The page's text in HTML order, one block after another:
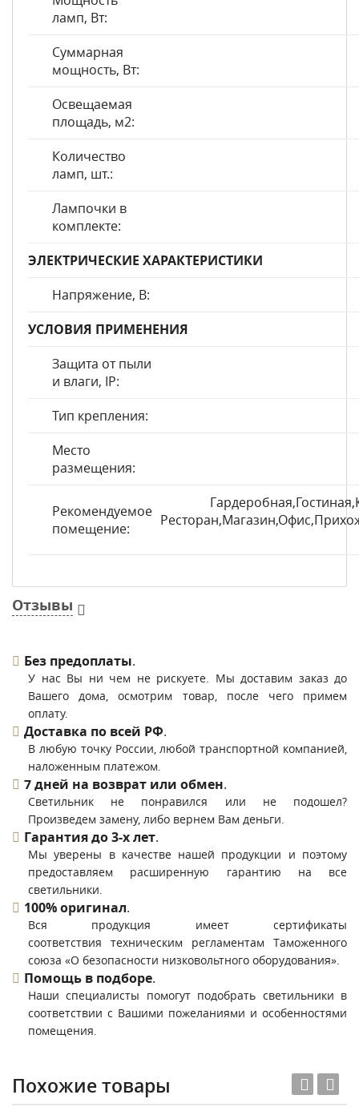
ламп, Вт:
Суммарная
мощность, Вт:
Освещаемая
площадь, м2:
Количество
ламп, шт.:
Лампочки в
комплекте:
ЭЛЕКТРИЧЕСКИЕ ХАРАКТЕРИСТИКИ
Напряжение, В:
УСЛОВИЯ ПРИМЕНЕНИЯ
Защита от пыли
и влаги, IP:
Тип крепления:
Место
размещения:
Рекомендуемое
помещение:
Отзывы
Без предоплаты.
У нас Вы ни чем не рискуете. Мы доставим заказ до
Вашего дома, осмотрим товар, после чего примем
оплату.
Доставка по всей РФ.
В любую точку России, любой транспортной компанией,
наложенным платежом.
7 дней на возврат или обмен.
Светильник не понравился или не подошел?
Произведем замену, либо вернем Вам деньги.
Гарантия до 3-х лет.
Мы уверены в качестве нашей продукции и поэтому
предоставляем расширенную гарантию на все
светильники.
100% оригинал.
Вся продукция имеет сертификаты
соответствия техническим регламентам Таможенного
союза «О безопасности низковольтного оборудования».
Помощь в подборе.
Наши специалисты помогут подобрать светильники в
соответствии с Вашими пожеланиями и особенностями
помещения.
Похожие товары